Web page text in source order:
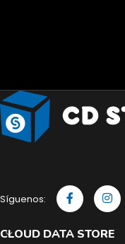
Síguenos:
CLOUD DATA STORE